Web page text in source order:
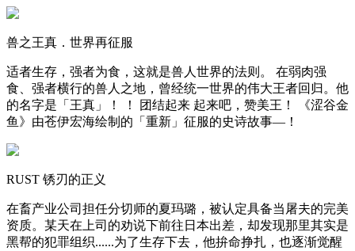
兽之王真．世界再征服
适者生存，强者为食，这就是兽人世界的法则。 在弱肉强
食、强者横行的兽人之地，曾经统一世界的伟大王者回归。他
的名字是「王真」！ ！ 团结起来 起来吧，赞美王！ 《涩谷金
鱼》由苍伊宏海绘制的「重新」征服的史诗故事—！
RUST 锈刃的正义
在畜产业公司担任分切师的夏玛璐，被认定具备当屠夫的完美
资质。某天在上司的劝说下前往日本出差，却发现那里其实是
黑帮的犯罪组织......为了生存下去，他拚命挣扎，也逐渐觉醒